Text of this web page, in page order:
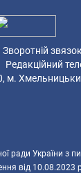
Зворотній звязок
ради України з
від 10.08.2023